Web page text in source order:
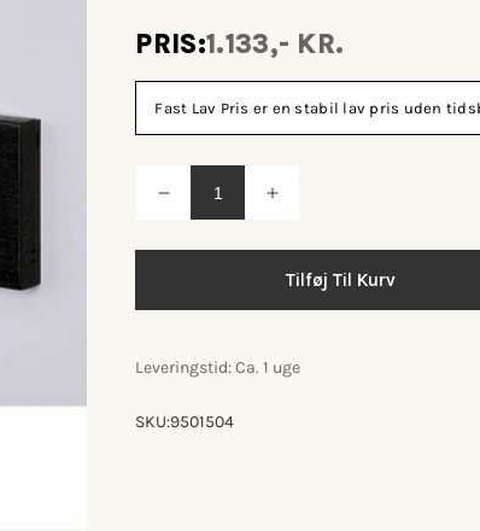
PRIS:1.133,- KR.
Fast Lav Pris er en stabil lav pris uden
Reducer
antallet
m/4
Øg
vandret
knagerække
m/4
Tilføj Til Kurv
Leveringstid: Ca. 1 uge
SKU:9501504